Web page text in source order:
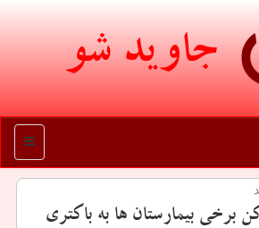
جاوید شو
منو
بیمارستان ها به باكتری